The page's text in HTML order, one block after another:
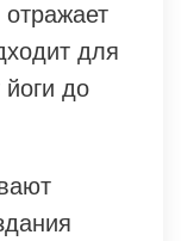
для
йоги до